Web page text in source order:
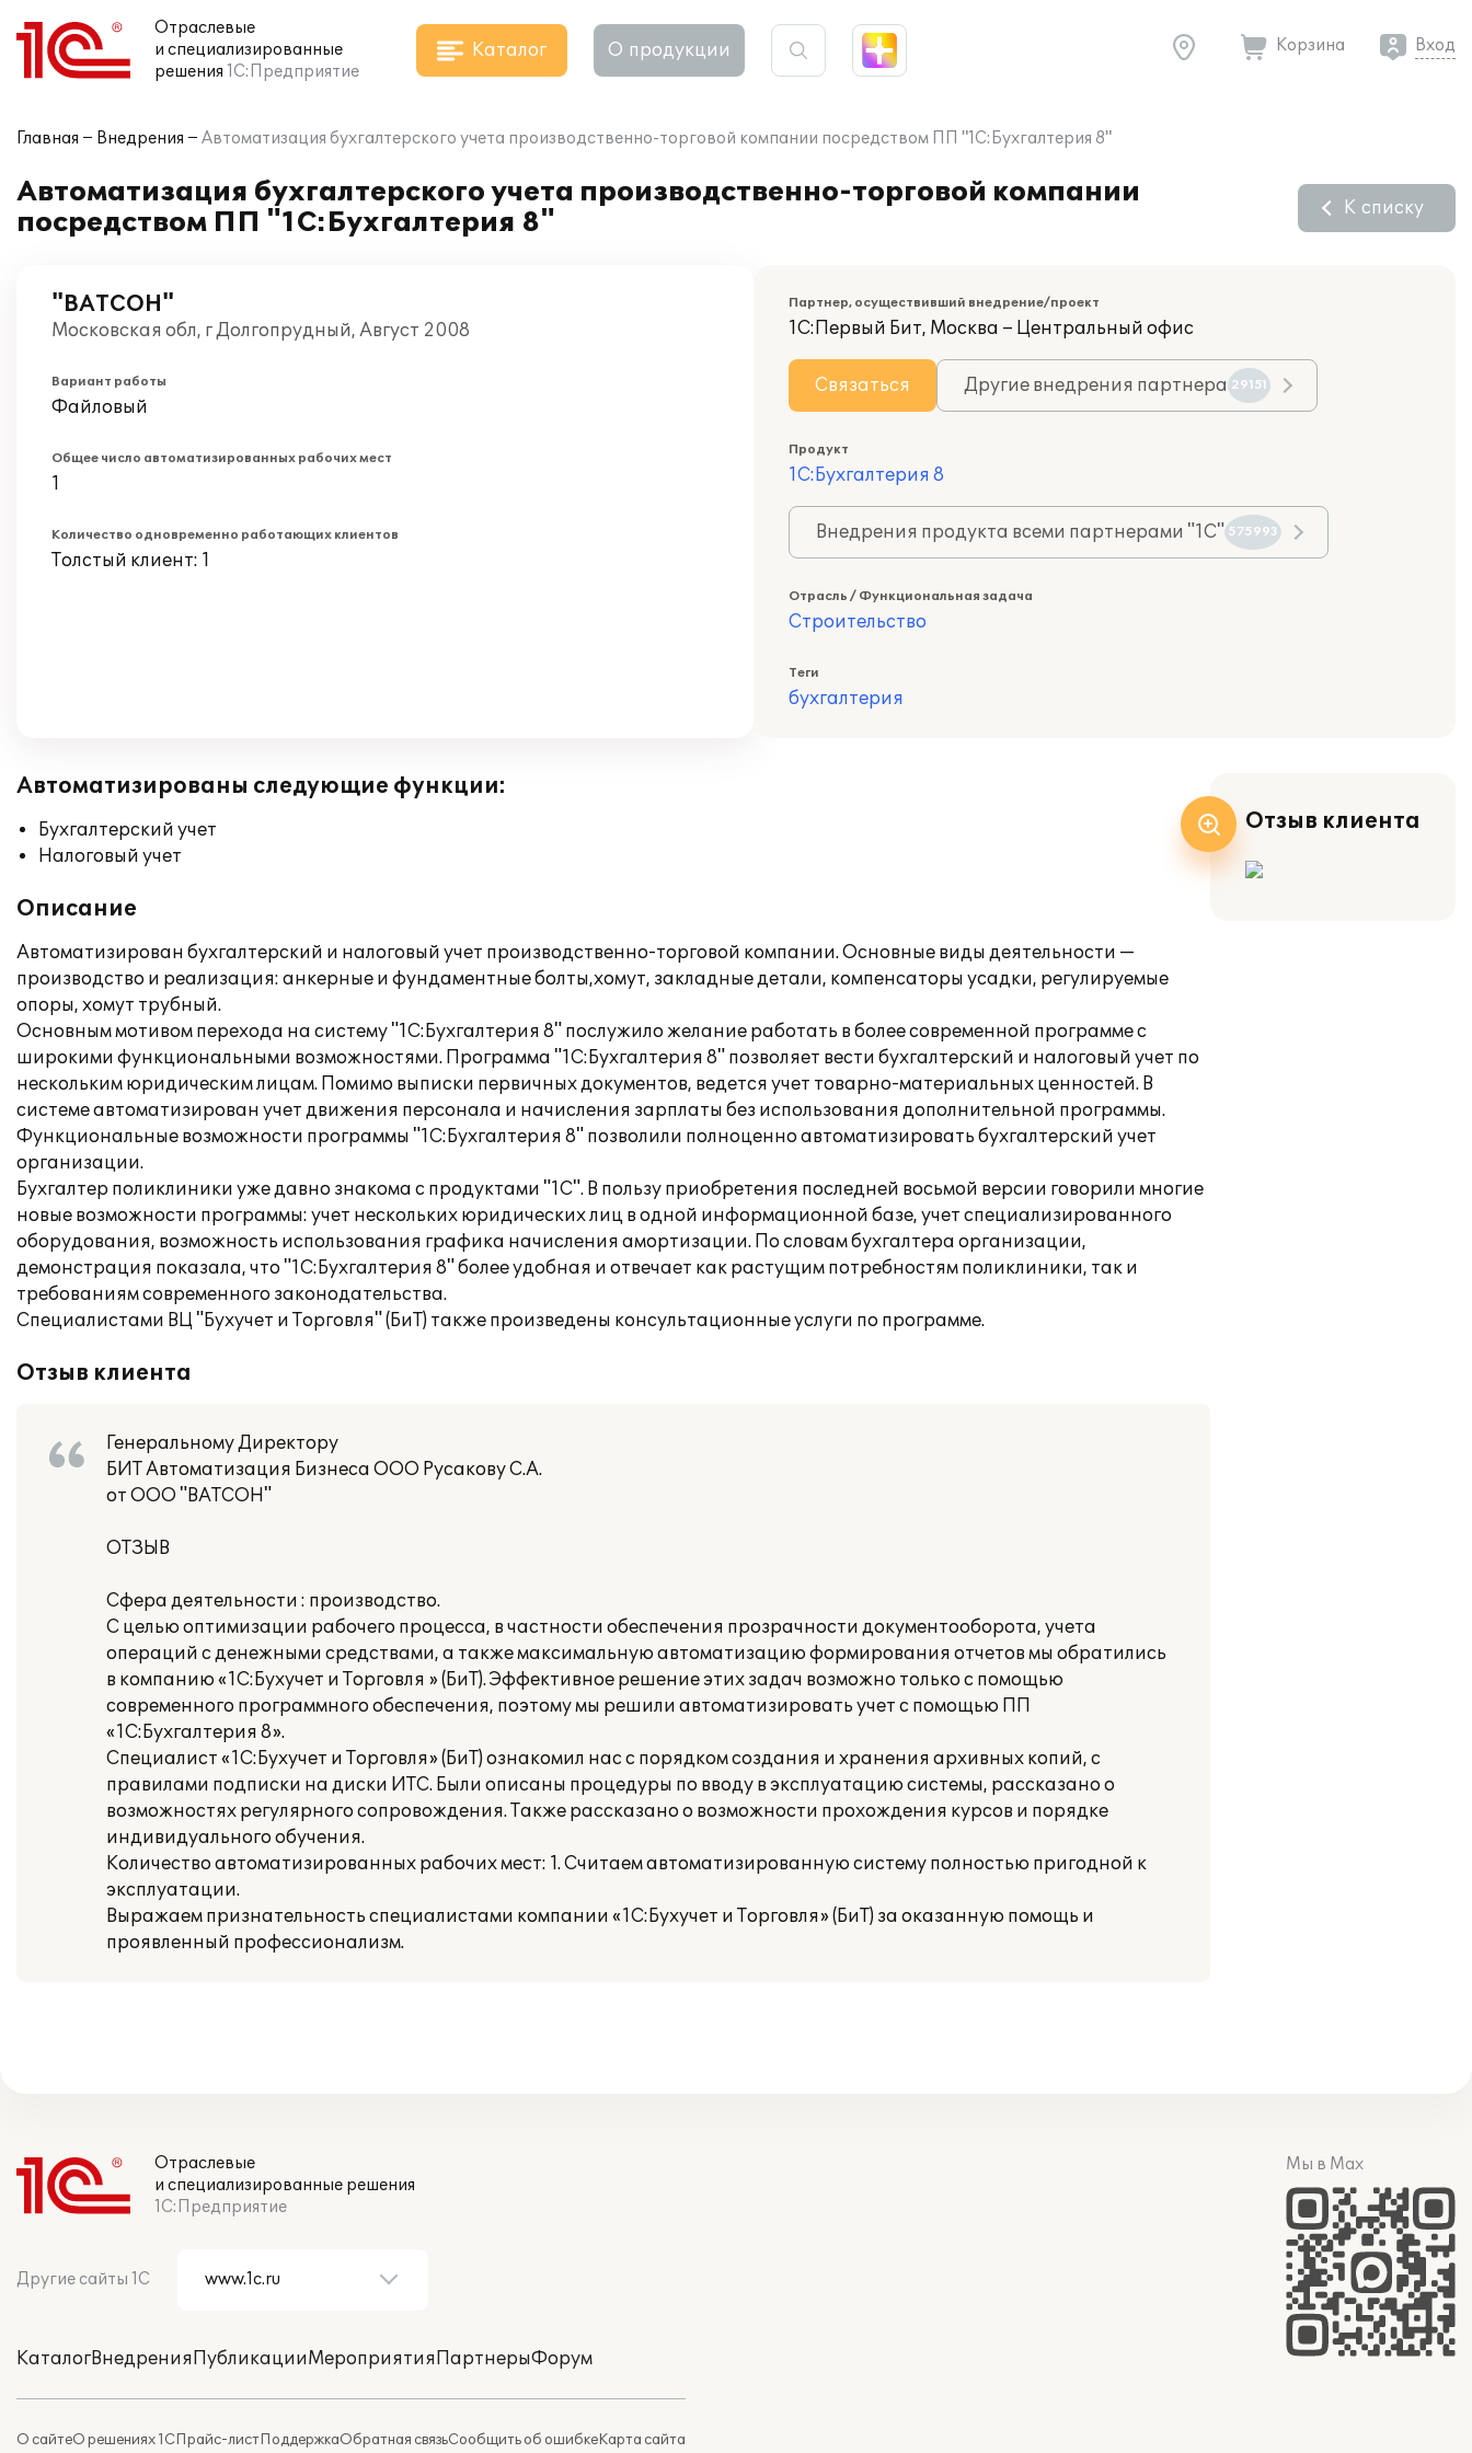
Отраслевые
и специализированные
решения 1С:Предприятие
Каталог О продукции Корзина Вход
Главная Внедрения Автоматизация бухгалтерского учета производственно-торговой компании посредством ПП "1С:Бухгалтерия 8"
Автоматизация бухгалтерского учета производственно-торговой компании
посредством ПП "1С:Бухгалтерия 8"
К списку
"ВАТСОН"
Московская обл, г Долгопрудный, Август 2008
Вариант работы
Файловый
Общее число автоматизированных рабочих мест
1
Количество одновременно работающих клиентов
Толстый клиент: 1
Партнер, осуществивший внедрение/проект
1С:Первый Бит, Москва – Центральный офис
Связаться Другие внедрения партнера 29151
Продукт
1С:Бухгалтерия 8
Внедрения продукта всеми партнерами "1С" 575993
Отрасль / Функциональная задача
Строительство
Теги
бухгалтерия
Автоматизированы следующие функции:
Бухгалтерский учет
Налоговый учет
Описание
Автоматизирован бухгалтерский и налоговый учет производственно-торговой компании. Основные виды деятельности —
производство и реализация: анкерные и фундаментные болты,хомут, закладные детали, компенсаторы усадки, регулируемые
опоры, хомут трубный.
Основным мотивом перехода на систему "1С:Бухгалтерия 8" послужило желание работать в более современной программе с
широкими функциональными возможностями. Программа "1С:Бухгалтерия 8" позволяет вести бухгалтерский и налоговый учет по
нескольким юридическим лицам. Помимо выписки первичных документов, ведется учет товарно-материальных ценностей. В
системе автоматизирован учет движения персонала и начисления зарплаты без использования дополнительной программы.
Функциональные возможности программы "1С:Бухгалтерия 8" позволили полноценно автоматизировать бухгалтерский учет
организации.
Бухгалтер поликлиники уже давно знакома с продуктами "1С". В пользу приобретения последней восьмой версии говорили многие
новые возможности программы: учет нескольких юридических лиц в одной информационной базе, учет специализированного
оборудования, возможность использования графика начисления амортизации. По словам бухгалтера организации,
демонстрация показала, что "1С:Бухгалтерия 8" более удобная и отвечает как растущим потребностям поликлиники, так и
требованиям современного законодательства.
Специалистами ВЦ "Бухучет и Торговля" (БиТ) также произведены консультационные услуги по программе.
Отзыв клиента
Генеральному Директору
БИТ Автоматизация Бизнеса ООО Русакову С.А.
от ООО "ВАТСОН"
ОТЗЫВ
Сфера деятельности : производство.
С целью оптимизации рабочего процесса, в частности обеспечения прозрачности документооборота, учета
операций с денежными средствами, а также максимальную автоматизацию формирования отчетов мы обратились
в компанию «1С:Бухучет и Торговля » (БиТ). Эффективное решение этих задач возможно только с помощью
современного программного обеспечения, поэтому мы решили автоматизировать учет с помощью ПП
«1С:Бухгалтерия 8».
Специалист «1С:Бухучет и Торговля» (БиТ) ознакомил нас с порядком создания и хранения архивных копий, с
правилами подписки на диски ИТС. Были описаны процедуры по вводу в эксплуатацию системы, рассказано о
возможностях регулярного сопровождения. Также рассказано о возможности прохождения курсов и порядке
индивидуального обучения.
Количество автоматизированных рабочих мест: 1. Считаем автоматизированную систему полностью пригодной к
эксплуатации.
Выражаем признательность специалистами компании «1С:Бухучет и Торговля» (БиТ) за оказанную помощь и
проявленный профессионализм.
Отзыв клиента
Отраслевые
и специализированные решения
1С:Предприятие
Другие сайты 1С
КаталогВнедренияПубликацииМероприятияПартнерыФорум
О сайтеО решениях 1СПрайс-листПоддержкаОбратная связьСообщить об ошибкеКарта сайта
Мы в Max